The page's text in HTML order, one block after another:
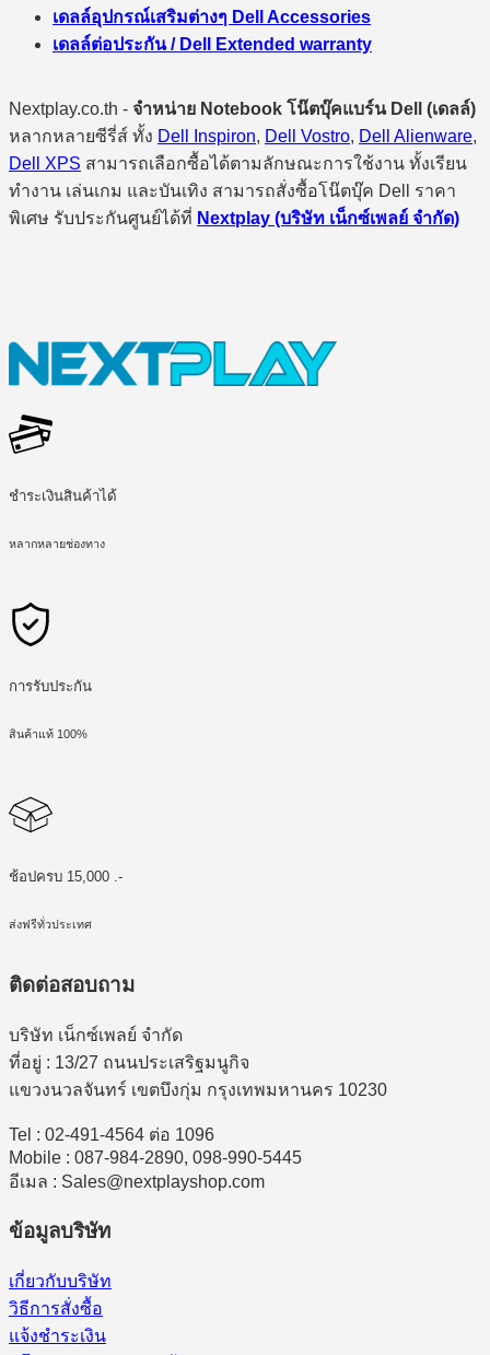
เดลล์อุปกรณ์เสริมต่างๆ Dell Accessories
เดลล์ต่อประกัน / Dell Extended warranty
Nextplay.co.th - จำหน่าย Notebook โน๊ตบุ๊คแบร์น Dell (เดลล์)
หลากหลายซีรี่ส์ ทั้ง Dell Inspiron, Dell Vostro, Dell Alienware,
Dell XPS สามารถเลือกซื้อได้ตามลักษณะการใช้งาน ทั้งเรียน
ทำงาน เล่นเกม และบันเทิง สามารถสั่งซื้อโน๊ตบุ๊ค Dell ราคา
พิเศษ รับประกันศูนย์ได้ที่ Nextplay (บริษัท เน็กซ์เพลย์ จำกัด)
ชำระเงินสินค้าได้
หลากหลายช่องทาง
การรับประกัน
สินค้าแท้ 100%
ช้อปครบ 15,000 .-
ส่งฟรีทั่วประเทศ
ติดต่อสอบถาม
บริษัท เน็กซ์เพลย์ จำกัด
ที่อยู่ : 13/27 ถนนประเสริฐมนูกิจ
แขวงนวลจันทร์ เขตบึงกุ่ม กรุงเทพมหานคร 10230
Tel : 02-491-4564 ต่อ 1096
Mobile : 087-984-2890, 098-990-5445
อีเมล : Sales@nextplayshop.com
ข้อมูลบริษัท
เกี่ยวกับบริษัท
วิธีการสั่งซื้อ
แจ้งชำระเงิน